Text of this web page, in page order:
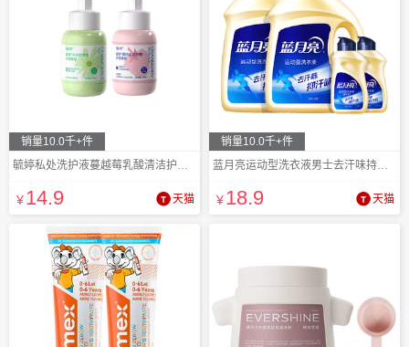
销量10.0千+件
毓婷私处洗护液蔓越莓乳酸清洁护理200ml
¥14.9 天猫
销量10.0千+件
蓝月亮运动型洗衣液男士去汗味持久留香
¥18.9 天猫